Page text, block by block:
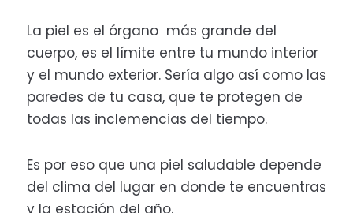
La piel es el órgano más grande del
cuerpo, es el límite entre tu mundo interior
y el mundo exterior. Sería algo así como las
paredes de tu casa, que te protegen de
todas las inclemencias del tiempo.
Es por eso que una piel saludable depende
del clima del lugar en donde te encuentras